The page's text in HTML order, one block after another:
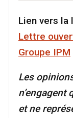
Lien vers la
Lettre
Groupe IPM
Les
n’engagent
et ne